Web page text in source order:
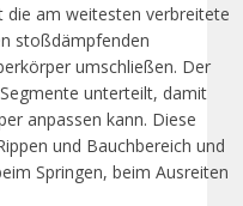
die am weitesten verbreitete
stoßdämpfenden
umschließen. Der
unterteilt, damit
anpassen kann. Diese
und Bauchbereich und
Springen, beim Ausreiten